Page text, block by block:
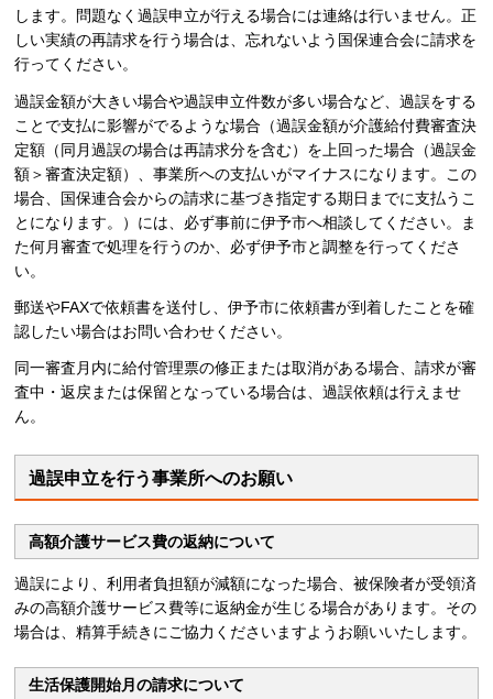
します。問題なく過誤申立が行える場合には連絡は行いません。正
しい実績の再請求を行う場合は、忘れないよう国保連合会に請求を
行ってください。
過誤金額が大きい場合や過誤申立件数が多い場合など、過誤をする
ことで支払に影響がでるような場合（過誤金額が介護給付費審査決
定額（同月過誤の場合は再請求分を含む）を上回った場合（過誤金
額＞審査決定額）、事業所への支払いがマイナスになります。この
場合、国保連合会からの請求に基づき指定する期日までに支払うこ
とになります。）には、必ず事前に伊予市へ相談してください。ま
た何月審査で処理を行うのか、必ず伊予市と調整を行ってくださ
い。
郵送やFAXで依頼書を送付し、伊予市に依頼書が到着したことを確
認したい場合はお問い合わせください。
同一審査月内に給付管理票の修正または取消がある場合、請求が審
査中・返戻または保留となっている場合は、過誤依頼は行えませ
ん。
過誤申立を行う事業所へのお願い
高額介護サービス費の返納について
過誤により、利用者負担額が減額になった場合、被保険者が受領済
みの高額介護サービス費等に返納金が生じる場合があります。その
場合は、精算手続きにご協力くださいますようお願いいたします。
生活保護開始月の請求について